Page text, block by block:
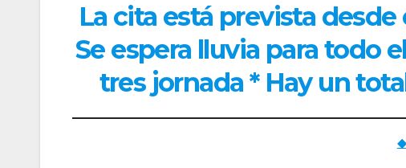
La cita está prevista
Se espera lluvia para todo
tres jornada * Hay un